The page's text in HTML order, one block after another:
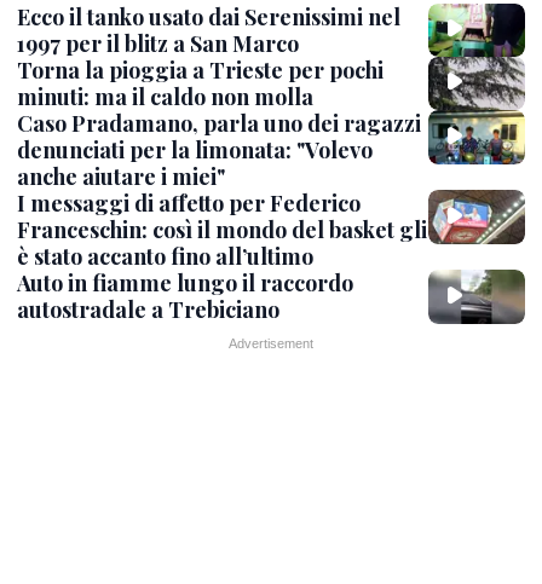
Ecco il tanko usato dai Serenissimi nel
1997 per il blitz a San Marco
Torna la pioggia a Trieste per pochi
minuti: ma il caldo non molla
Caso Pradamano, parla uno dei ragazzi
denunciati per la limonata: "Volevo
anche aiutare i miei"
I messaggi di affetto per Federico
Franceschin: così il mondo del basket gli
è stato accanto fino all’ultimo
Auto in fiamme lungo il raccordo
autostradale a Trebiciano